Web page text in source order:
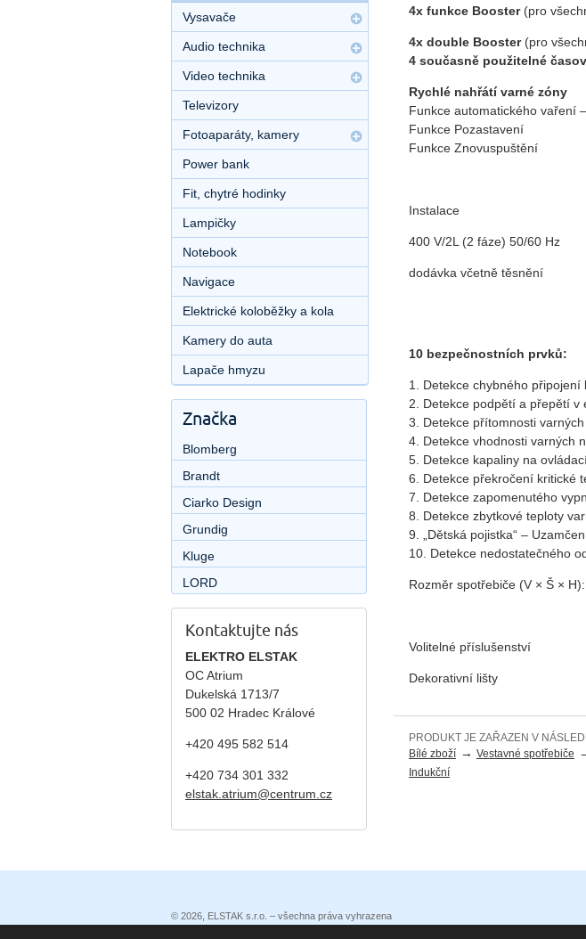
4x funkce Booster(pro
4x double Booster(pro
4 současně použitelné
Rychlé nahřátí varné zóny
Funkce automatického vaření
Funkce Pozastavení
Funkce Znovuspuštění
Instalace
400 V/2L (2 fáze) 50/60 Hz
dodávka včetně těsnění
10 bezpečnostních prvků:
1. Detekce chybného připojení
2. Detekce podpětí a přepětí v
3. Detekce přítomnosti
4. Detekce vhodnosti varných
5. Detekce kapaliny na
6. Detekce překročení kritické
7. Detekce zapomenutého
8. Detekce zbytkové teploty
9. „Dětská pojistka“ –
10. Detekce nedostatečného
Rozměr spotřebiče (V × Š ×
Volitelné příslušenství
Dekorativní lišty
PRODUKT JE ZAŘAZEN V
Bílé zboží → Vestavné spotřebiče
Indukční
Vysavače
Audio technika
Video technika
Televizory
Fotoaparáty, kamery
Power bank
Fit, chytré hodinky
Lampičky
Notebook
Navigace
Elektrické koloběžky a kola
Kamery do auta
Lapače hmyzu
Značka
Blomberg
Brandt
Ciarko Design
Grundig
Kluge
LORD
Kontaktujte nás
ELEKTRO ELSTAK
OC Atrium
Dukelská 1713/7
500 02 Hradec Králové
+420 495 582 514
+420 734 301 332
elstak.atrium@centrum.cz
© 2026, ELSTAK s.r.o. – všechna práva vyhrazena